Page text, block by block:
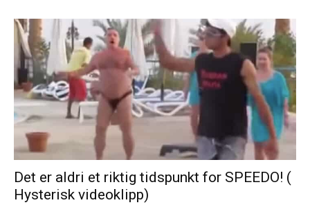
Det er aldri et riktig tidspunkt for SPEEDO! (
Hysterisk videoklipp)